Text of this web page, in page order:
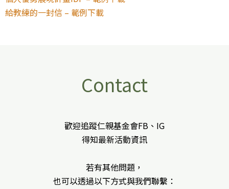
給教練的一封信 – 範例下載
Contact
歡迎追蹤仁親基金會FB、IG
得知最新活動資訊
若有其他問題，
也可以透過以下方式與我們聯繫：